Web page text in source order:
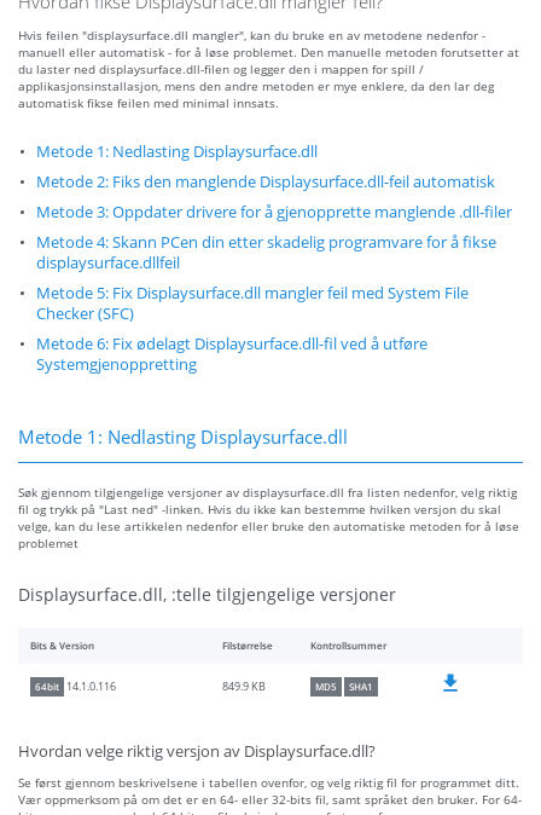
Hvis feilen "displaysurface.dll mangler", kan du bruke en av metodene nedenfor -
manuell eller automatisk - for å løse problemet. Den manuelle metoden forutsetter at
du laster ned displaysurface.dll-filen og legger den i mappen for spill /
applikasjonsinstallasjon, mens den andre metoden er mye enklere, da den lar deg
automatisk fikse feilen med minimal innsats.
Metode 1: Nedlasting Displaysurface.dll
Metode 2: Fiks den manglende Displaysurface.dll-feil automatisk
Metode 3: Oppdater drivere for å gjenopprette manglende .dll-filer
Metode 4: Skann PCen din etter skadelig programvare for å fikse
displaysurface.dllfeil
Metode 5: Fix Displaysurface.dll mangler feil med System File
Checker (SFC)
Metode 6: Fix ødelagt Displaysurface.dll-fil ved å utføre
Systemgjenoppretting
Metode 1: Nedlasting Displaysurface.dll
Søk gjennom tilgjengelige versjoner av displaysurface.dll fra listen nedenfor, velg riktig
fil og trykk på "Last ned" -linken. Hvis du ikke kan bestemme hvilken versjon du skal
velge, kan du lese artikkelen nedenfor eller bruke den automatiske metoden for å løse
problemet
Displaysurface.dll, :telle tilgjengelige versjoner
Bits & Version Filstørrelse Kontrollsummer
64bit 14.1.0.116 849.9 KB MD5 SHA1
Hvordan velge riktig versjon av Displaysurface.dll?
Se først gjennom beskrivelsene i tabellen ovenfor, og velg riktig fil for programmet ditt.
Vær oppmerksom på om det er en 64- eller 32-bits fil, samt språket den bruker. For 64-